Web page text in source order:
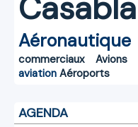
Aéronautique
commerciaux
Avions
aviation Aéroports
AGENDA